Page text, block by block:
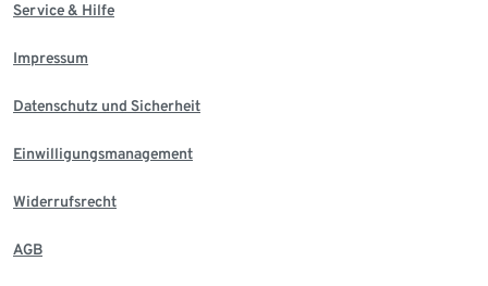
Service & Hilfe
Impressum
Datenschutz und Sicherheit
Einwilligungsmanagement
Widerrufsrecht
AGB